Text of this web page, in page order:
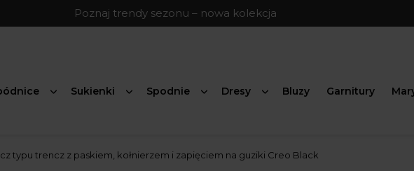
Poznaj trendy sezonu – nowa kolekcja
Sukienki Spodnie Dresy Bluzy Garnitury
typu trencz z paskiem, kołnierzem i zapięciem na guziki Creo Black